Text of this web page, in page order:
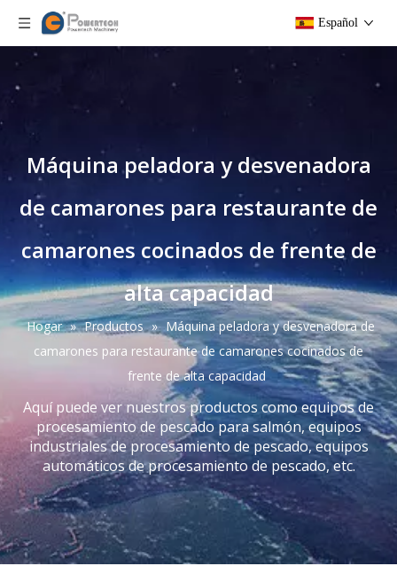
Español
Máquina peladora y desvenadora
de camarones para restaurante de
camarones cocinados de frente de
alta capacidad
Hogar » Productos » Máquina peladora y desvenadora de
camarones para restaurante de camarones cocinados de
frente de alta capacidad
Aquí puede ver nuestros productos como equipos de
procesamiento de pescado para salmón, equipos
industriales de procesamiento de pescado, equipos
automáticos de procesamiento de pescado, etc.